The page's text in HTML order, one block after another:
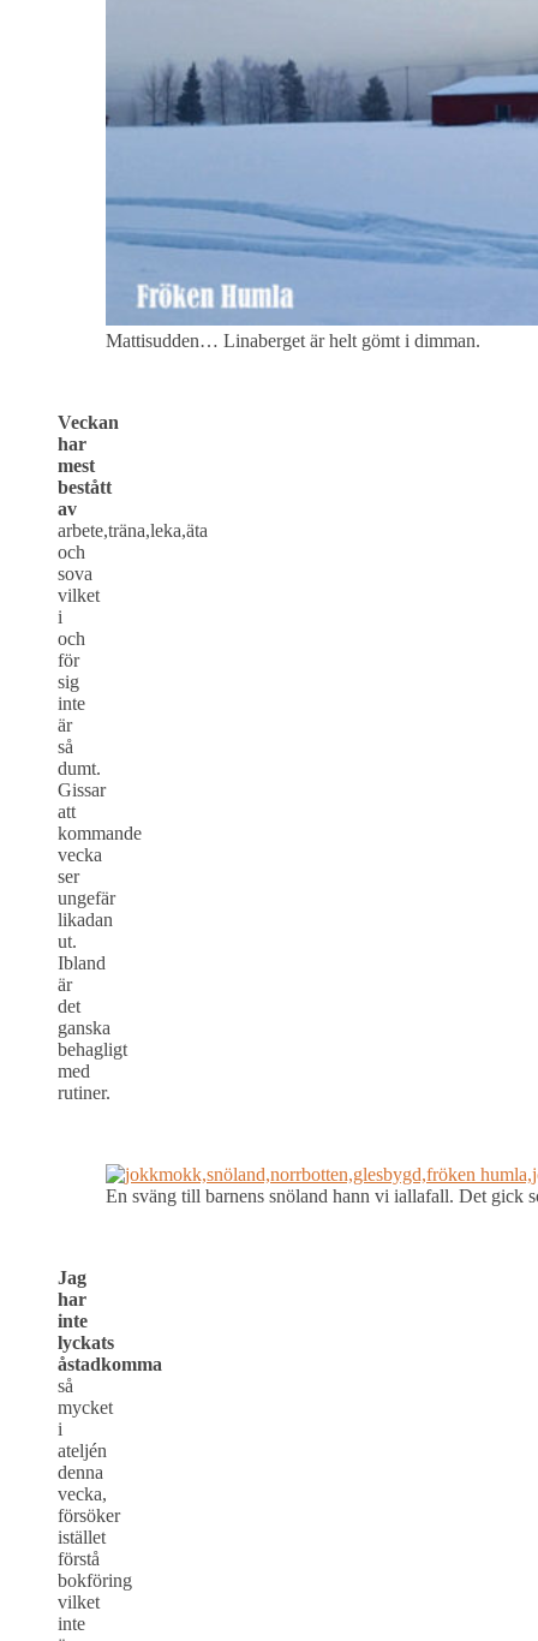
Mattisudden… Linaberget är helt gömt i dimman.
Veckan
har
mest
bestått
av
arbete,träna,leka,äta
och
sova
vilket
i
och
för
sig
inte
är
så
dumt.
Gissar
att
kommande
vecka
ser
ungefär
likadan
ut.
Ibland
är
det
ganska
behagligt
med
rutiner.
En sväng till barnens snöland hann vi iallafall. Det gick
Jag
har
inte
lyckats
åstadkomma
så
mycket
i
ateljén
denna
vecka,
försöker
istället
förstå
bokföring
vilket
inte